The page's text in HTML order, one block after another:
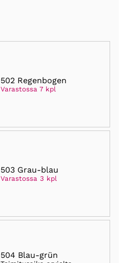
502 Regenbogen
Varastossa 7 kpl
503 Grau-blau
Varastossa 3 kpl
504 Blau-grün